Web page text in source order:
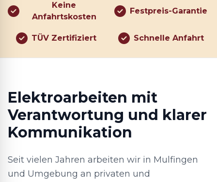
Keine
Anfahrtskosten
Festpreis-Garantie
TÜV Zertifiziert Schnelle Anfahrt
Elektroarbeiten mit
Verantwortung und klarer
Kommunikation
Seit vielen Jahren arbeiten wir in Mulfingen
und Umgebung an privaten und